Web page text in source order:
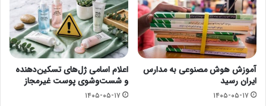
آموزش هوش مصنوعی به مدارس
ایران رسید
۱۴۰۵-۰۵-۱۷
اعلام اسامی ژل‌های تسکین‌دهنده
و شست‌وشوی پوست غیرمجاز
۱۴۰۵-۰۵-۱۷